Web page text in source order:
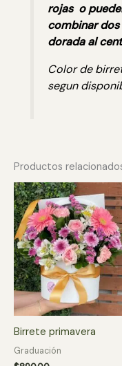
rojas o
combinar dos
dorada al
Color de
segun
Productos
Birrete primavera
Graduación